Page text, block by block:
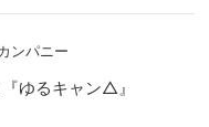
ンパニー
ゆるキャン△』